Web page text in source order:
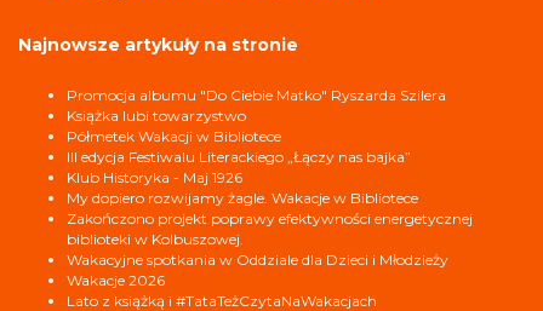
Najnowsze artykuły na stronie
Promocja albumu "Do Ciebie Matko" Ryszarda Szilera
Książka lubi towarzystwo
Półmetek Wakacji w Bibliotece
III edycja Festiwalu Literackiego „Łączy nas bajka”
Klub Historyka - Maj 1926
My dopiero rozwijamy żagle. Wakacje w Bibliotece
Zakończono projekt poprawy efektywności energetycznej
biblioteki w Kolbuszowej.
Wakacyjne spotkania w Oddziale dla Dzieci i Młodzieży
Wakacje 2026
Lato z książką i #TataTeżCzytaNaWakacjach